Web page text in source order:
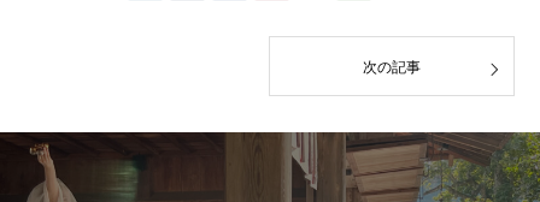
次の記事